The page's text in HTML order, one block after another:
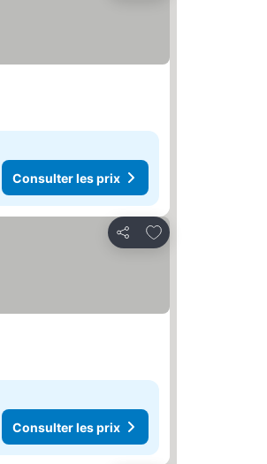
Consulter les prix
Partager
Ajouter à mes
Consulter les prix